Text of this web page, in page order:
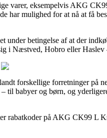
varer, eksempelvis AKG
har mulighed for at nå at få
betingelse af at der
i Næstved, Hobro eller Haslev
forskellige forretninger på
til babyer og børn, og
rabatkoder på AKG CK99 L